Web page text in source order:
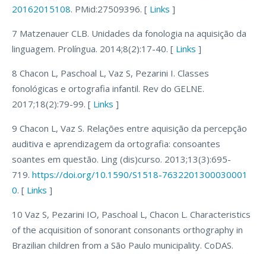
20162015108. PMid:27509396. [ Links ]
7 Matzenauer CLB. Unidades da fonologia na aquisição da
linguagem. Prolíngua. 2014;8(2):17-40. [ Links ]
8 Chacon L, Paschoal L, Vaz S, Pezarini I. Classes
fonológicas e ortografia infantil. Rev do GELNE.
2017;18(2):79-99. [ Links ]
9 Chacon L, Vaz S. Relações entre aquisição da percepção
auditiva e aprendizagem da ortografia: consoantes
soantes em questão. Ling (dis)curso. 2013;13(3):695-
719. https://doi.org/10.1590/S1518-7632201300030001
0. [ Links ]
10 Vaz S, Pezarini IO, Paschoal L, Chacon L. Characteristics
of the acquisition of sonorant consonants orthography in
Brazilian children from a São Paulo municipality. CoDAS.